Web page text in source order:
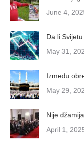
June 4,
Da li
May 31,
Između
May 29,
Nije
April 1,